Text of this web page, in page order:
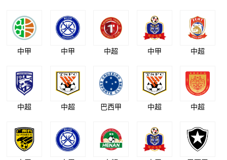
中甲 中甲 中超 中甲 中超
中超 中超 巴西甲 中超 中超